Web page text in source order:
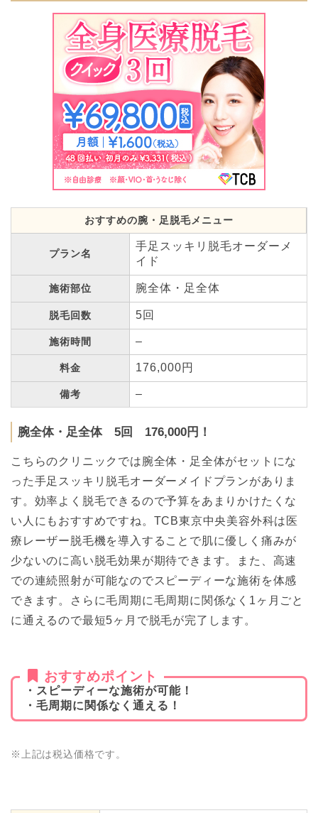
おすすめの腕・足脱毛メニュー
プラン名
手足スッキリ脱毛オーダーメ
イド
施術部位 腕全体・足全体
脱毛回数 5回
施術時間 –
料金 176,000円
備考 –
腕全体・足全体 5回 176,000円！
こちらのクリニックでは腕全体・足全体がセットにな
った手足スッキリ脱毛オーダーメイドプランがありま
す。効率よく脱毛できるので予算をあまりかけたくな
い人にもおすすめですね。TCB東京中央美容外科は医
療レーザー脱毛機を導入することで肌に優しく痛みが
少ないのに高い脱毛効果が期待できます。また、高速
での連続照射が可能なのでスピーディーな施術を体感
できます。さらに毛周期に毛周期に関係なく1ヶ月ごと
に通えるので最短5ヶ月で脱毛が完了します。
おすすめポイント
・スピーディーな施術が可能！
・毛周期に関係なく通える！
※上記は税込価格です。